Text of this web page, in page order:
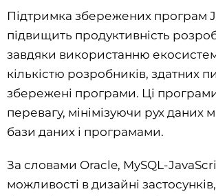
Підтримка збережених програм
підвищить продуктивність
завдяки використанню
кількістю розробників, здатних
збережені програми. Ці
перевагу, мінімізуючи рух даних
бази даних і програмами.
За словами Oracle, MySQL-
можливості в дизайні